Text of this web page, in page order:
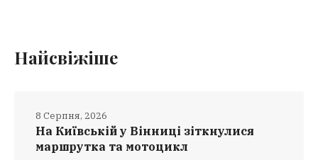
Найсвіжіше
На Київській у Вінниці зіткнулися
маршрутка та мотоцикл
8 Серпня, 2026